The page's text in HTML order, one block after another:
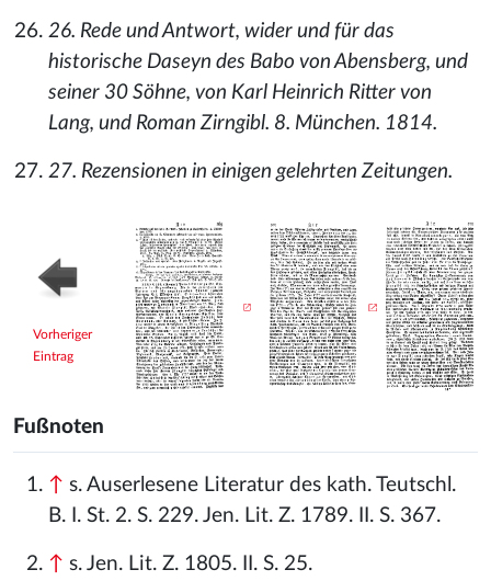
26. Rede und Antwort, wider und für das
historische Daseyn des Babo von Abensberg, und
seiner 30 Söhne, von Karl Heinrich Ritter von
Lang, und Roman Zirngibl. 8. München. 1814.
27. Rezensionen in einigen gelehrten Zeitungen.
Vorheriger
Eintrag
Fußnoten
↑ s. Auserlesene Literatur des kath. Teutschl.
B. I. St. 2. S. 229. Jen. Lit. Z. 1789. II. S. 367.
↑ s. Jen. Lit. Z. 1805. II. S. 25.